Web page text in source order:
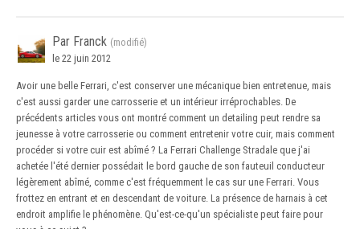
Par Franck (modifié)
le 22 juin 2012
Avoir une belle Ferrari, c'est conserver une mécanique bien entretenue, mais
c'est aussi garder une carrosserie et un intérieur irréprochables. De
précédents articles vous ont montré comment un detailing peut rendre sa
jeunesse à votre carrosserie ou comment entretenir votre cuir, mais comment
procéder si votre cuir est abîmé ? La Ferrari Challenge Stradale que j'ai
achetée l'été dernier possédait le bord gauche de son fauteuil conducteur
légèrement abîmé, comme c'est fréquemment le cas sur une Ferrari. Vous
frottez en entrant et en descendant de voiture. La présence de harnais à cet
endroit amplifie le phénomène. Qu'est-ce-qu'un spécialiste peut faire pour